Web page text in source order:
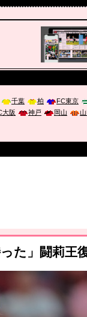
千葉 柏 FC東京
大阪 神戸 岡山
守る ～エネルギー
た」闘莉王